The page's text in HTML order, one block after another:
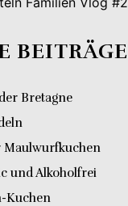
BEITRÄGE
Bretagne
Maulwurfkuchen
und Alkoholfrei
Kuchen